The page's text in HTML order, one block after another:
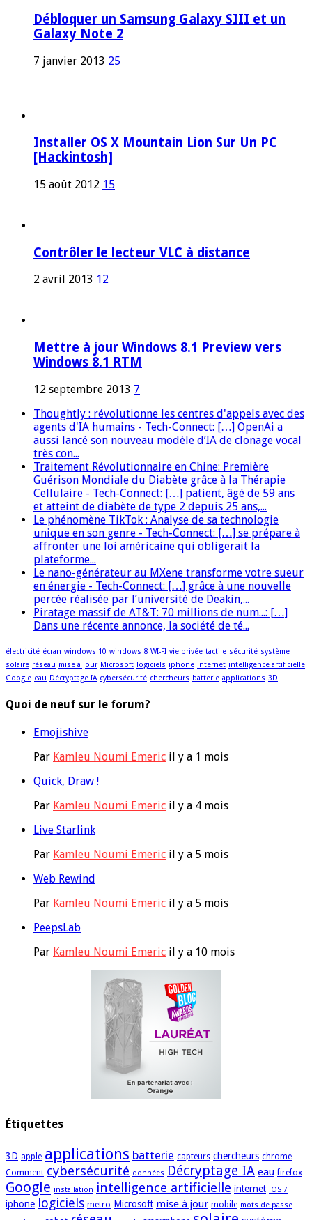
Débloquer un Samsung Galaxy SIII et un
Galaxy Note 2
7 janvier 2013 25
Installer OS X Mountain Lion Sur Un PC
[Hackintosh]
15 août 2012 15
Contrôler le lecteur VLC à distance
2 avril 2013 12
Mettre à jour Windows 8.1 Preview vers
Windows 8.1 RTM
12 septembre 2013 7
Thoughtly : révolutionne les centres d'appels avec des
agents d'IA humains - Tech-Connect: […] OpenAi a
aussi lancé son nouveau modèle d’IA de clonage vocal
très con...
Traitement Révolutionnaire en Chine: Première
Guérison Mondiale du Diabète grâce à la Thérapie
Cellulaire - Tech-Connect: […] patient, âgé de 59 ans
et atteint de diabète de type 2 depuis 25 ans,...
Le phénomène TikTok : Analyse de sa technologie
unique en son genre - Tech-Connect: […] se prépare à
affronter une loi américaine qui obligerait la
plateforme...
Le nano-générateur au MXene transforme votre sueur
en énergie - Tech-Connect: […] grâce à une nouvelle
percée réalisée par l’université de Deakin,...
Piratage massif de AT&T: 70 millions de num...: […]
Dans une récente annonce, la société de té...
électricité écran windows 10 windows 8 WI-FI vie privée tactile sécurité système
solaire réseau mise à jour Microsoft logiciels iphone internet intelligence artificielle
Google eau Décryptage IA cybersécurité chercheurs batterie applications 3D
Quoi de neuf sur le forum?
Emojishive
Par Kamleu Noumi Emeric il y a 1 mois
Quick, Draw !
Par Kamleu Noumi Emeric il y a 4 mois
Live Starlink
Par Kamleu Noumi Emeric il y a 5 mois
Web Rewind
Par Kamleu Noumi Emeric il y a 5 mois
PeepsLab
Par Kamleu Noumi Emeric il y a 10 mois
Étiquettes
3D apple applications batterie capteurs chercheurs chrome
Comment cybersécurité données Décryptage IA eau firefox
Google installation intelligence artificielle internet iOS 7
iphone logiciels metro Microsoft mise à jour mobile mots de passe